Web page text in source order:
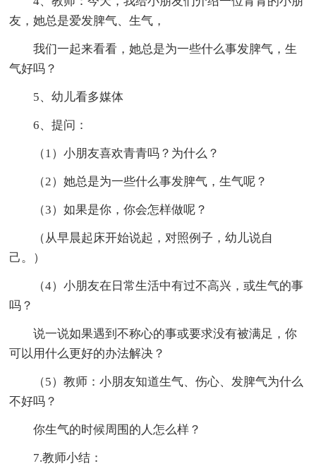
友，她总是爱发脾气、生气，
我们一起来看看，她总是为一些什么事发脾气，生
气好吗？
5、幼儿看多媒体
6、提问：
（1）小朋友喜欢青青吗？为什么？
（2）她总是为一些什么事发脾气，生气呢？
（3）如果是你，你会怎样做呢？
（从早晨起床开始说起，对照例子，幼儿说自
己。）
（4）小朋友在日常生活中有过不高兴，或生气的事
吗？
说一说如果遇到不称心的事或要求没有被满足，你
可以用什么更好的办法解决？
（5）教师：小朋友知道生气、伤心、发脾气为什么
不好吗？
你生气的时候周围的人怎么样？
7.教师小结：